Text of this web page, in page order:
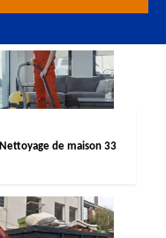
Nettoyage de maison 33